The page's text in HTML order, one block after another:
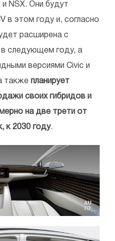
NSX. Они будут
в этом году и, согласно
расширена с
следующем году, а
версиями Civic и
также планирует
своих гибридов и
на две трети от
к 2030 году.